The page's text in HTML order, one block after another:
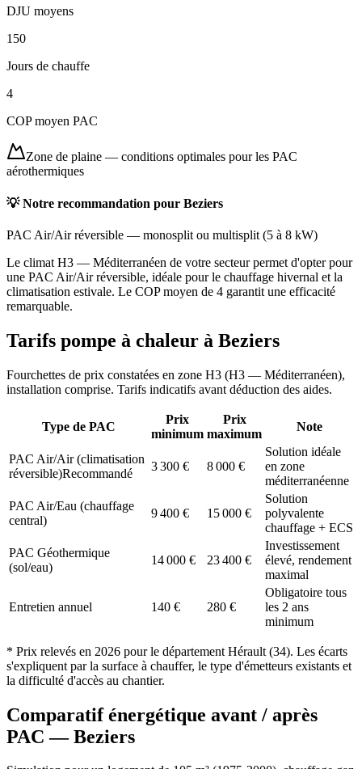
DJU moyens
150
Jours de chauffe
4
COP moyen PAC
Zone de plaine — conditions optimales pour les PAC
aérothermiques
💡 Notre recommandation pour Beziers
PAC Air/Air réversible — monosplit ou multisplit (5 à 8 kW)
Le climat H3 — Méditerranéen de votre secteur permet d'opter pour
une PAC Air/Air réversible, idéale pour le chauffage hivernal et la
climatisation estivale. Le COP moyen de 4 garantit une efficacité
remarquable.
Tarifs pompe à chaleur à Beziers
Fourchettes de prix constatées en zone H3 (H3 — Méditerranéen),
installation comprise. Tarifs indicatifs avant déduction des aides.
Type de PAC
Prix
minimum
Prix
maximum
Note
PAC Air/Air (climatisation
réversible)Recommandé
3 300 € 8 000 €
Solution idéale
en zone
méditerranéenne
PAC Air/Eau (chauffage
central)
9 400 € 15 000 €
Solution
polyvalente
chauffage + ECS
PAC Géothermique
(sol/eau)
14 000 € 23 400 €
Investissement
élevé, rendement
maximal
Entretien annuel 140 € 280 €
Obligatoire tous
les 2 ans
minimum
* Prix relevés en 2026 pour le département Hérault (34). Les écarts
s'expliquent par la surface à chauffer, le type d'émetteurs existants et
la difficulté d'accès au chantier.
Comparatif énergétique avant / après
PAC —Beziers